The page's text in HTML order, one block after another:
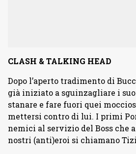
CLASH & TALKING HEAD
Dopo l’aperto tradimento di
già iniziato a sguinzagliare i
stanare e fare fuori quei
mettersi contro di lui. I primi
nemici al servizio del Boss che
nostri (anti)eroi si chiamano